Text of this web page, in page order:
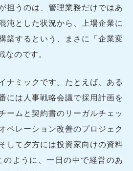
担うのは、管理業務だけではあ
沌とした状況から、上場企業に
築するという、まさに「企業変
なのです。
ナミックです。たとえば、ある
には人事戦略会議で採用計画を
ームと契約書のリーガルチェッ
ペレーション改善のプロジェク
して夕方には投資家向けの資料
ように、一日の中で経営のあ